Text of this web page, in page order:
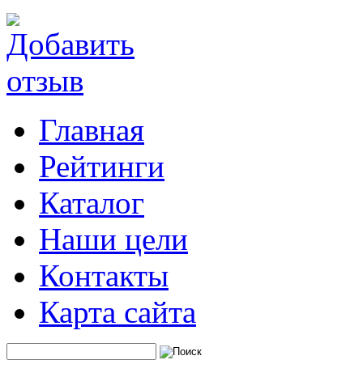
Главная
Рейтинги
Каталог
Наши цели
Контакты
Карта сайта